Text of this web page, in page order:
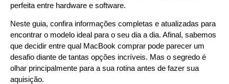
perfeita entre hardware e software.
Neste guia, confira informações completas e atualizadas para
encontrar o modelo ideal para o seu dia a dia. Afinal, sabemos
que decidir entre qual MacBook comprar pode parecer um
desafio diante de tantas opções incríveis. Mas o segredo é
olhar principalmente para a sua rotina antes de fazer sua
aquisição.